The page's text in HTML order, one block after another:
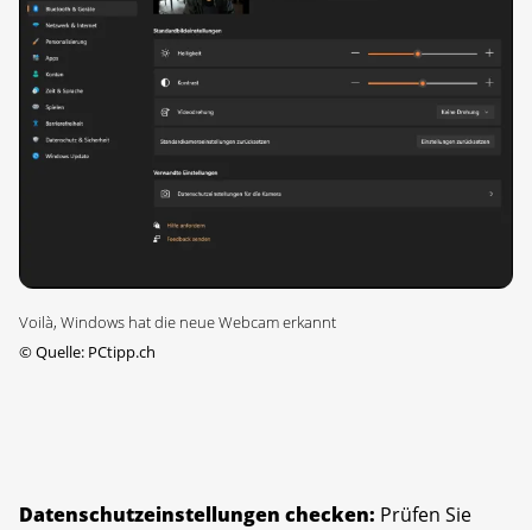
Voilà, Windows hat die neue Webcam erkannt
©Quelle: PCtipp.ch
Datenschutzeinstellungen checken: Prüfen Sie